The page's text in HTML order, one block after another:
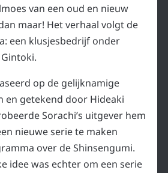
van een oud en nieuw
maar! Het verhaal volgt de
een klusjesbedrijf onder
op de gelijknamige
en getekend door Hideaki
Sorachi’s uitgever hem
nieuwe serie te maken
over de Shinsengumi.
idee was echter om een serie